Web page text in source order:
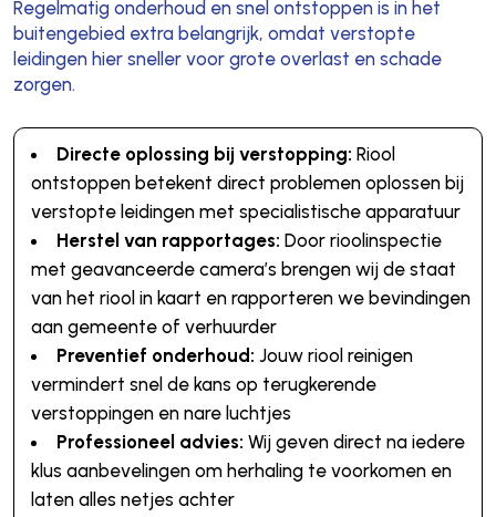
Regelmatig onderhoud en snel ontstoppen is in het
buitengebied extra belangrijk, omdat verstopte
leidingen hier sneller voor grote overlast en schade
zorgen.
Directe oplossing bij verstopping: Riool
ontstoppen betekent direct problemen oplossen bij
verstopte leidingen met specialistische apparatuur
Herstel van rapportages: Door rioolinspectie
met geavanceerde camera’s brengen wij de staat
van het riool in kaart en rapporteren we bevindingen
aan gemeente of verhuurder
Preventief onderhoud: Jouw riool reinigen
vermindert snel de kans op terugkerende
verstoppingen en nare luchtjes
Professioneel advies: Wij geven direct na iedere
klus aanbevelingen om herhaling te voorkomen en
laten alles netjes achter